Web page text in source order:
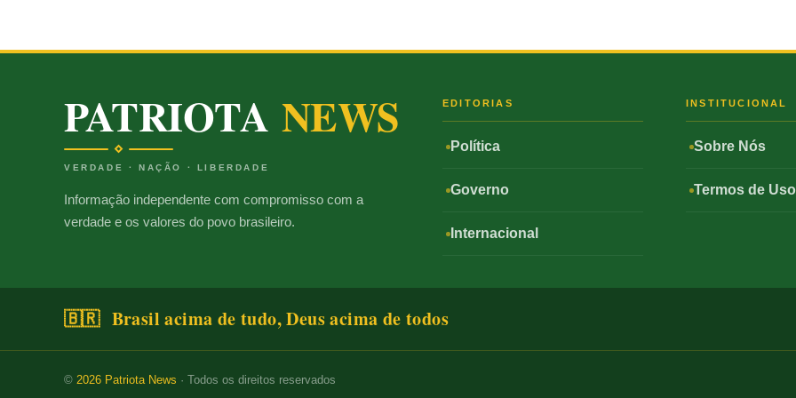
PATRIOTA NEWS
VERDADE · NAÇÃO · LIBERDADE
Informação independente com compromisso com a
verdade e os valores do povo brasileiro.
EDITORIAS
Política
Governo
Internacional
INSTITUCIONAL
Sobre Nós
Termos de Uso
🇧🇷 Brasil acima de tudo, Deus acima de todos
© 2026 Patriota News · Todos os direitos reservados